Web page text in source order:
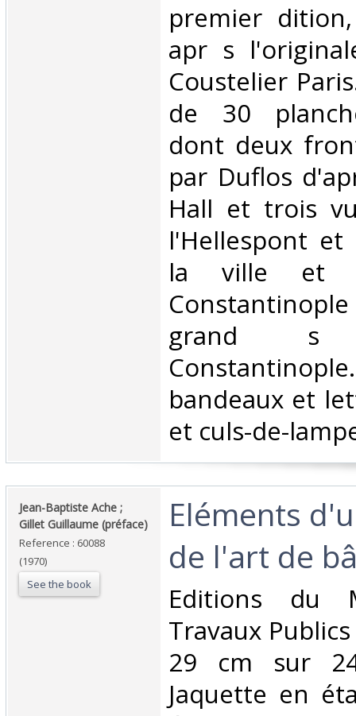
‎premier
apr s
Coustelier
de 30
dont deux
par Duflos
Hall et trois
l'Hellespont et
la ville et
grand
bandeaux et
et culs-de-
‎Jean-Baptiste Ache ;
Gillet Guillaume (préface)‎
Reference : 60088
(1970)
See the book
‎Eléments
de l'art de
‎Editions du
Travaux
29 cm sur
Jaquette en